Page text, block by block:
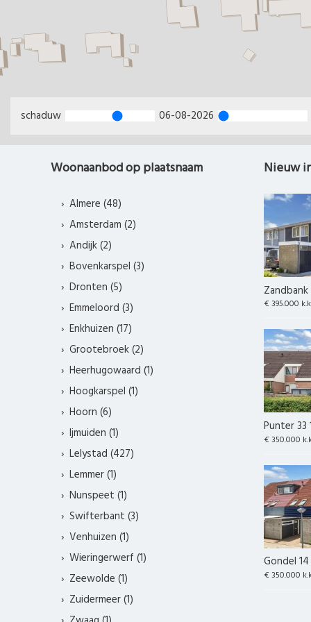
schaduw 06-08-2026
Woonaanbod op plaatsnaam
Almere (48)
Amsterdam (2)
Andijk (2)
Bovenkarspel (3)
Dronten (5)
Emmeloord (3)
Enkhuizen (17)
Grootebroek (2)
Heerhugowaard (1)
Hoogkarspel (1)
Hoorn (6)
Ijmuiden (1)
Lelystad (427)
Lemmer (1)
Nunspeet (1)
Swifterbant (3)
Venhuizen (1)
Wieringerwerf (1)
Zeewolde (1)
Zuidermeer (1)
Nieuw
€ 395.000 k.k
Punter 33
€ 350.000
Gondel
€ 350.000